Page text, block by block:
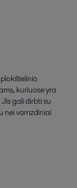
kuriuose yra
gali dirbti su
nei vamzdiniai